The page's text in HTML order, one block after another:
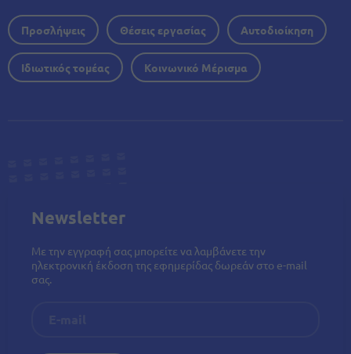
Προσλήψεις Θέσεις εργασίας Αυτοδιοίκηση
Ιδιωτικός τομέας Κοινωνικό Μέρισμα
Newsletter
Με την εγγραφή σας μπορείτε να λαμβάνετε την
ηλεκτρονική έκδοση της εφημερίδας δωρεάν στο e-mail
σας.